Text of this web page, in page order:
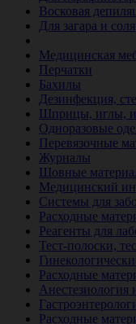
Восковая
Для загара и
Медицинская
Перчатки
Бахилы
Дезинфекция,
Шприцы, иглы,
Одноразовые
Перевязочные
Журналы
Шовные
Медицинский
Системы для
Расходные
Реагенты для
Тест-полоски,
Расходные
Анестезиология
Расходные